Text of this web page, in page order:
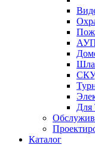
Каталог